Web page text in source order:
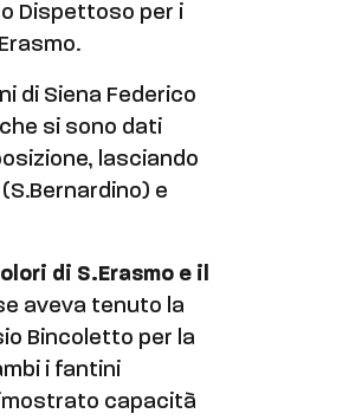
Dispettoso per i
di Siena Federico
si sono dati
lasciando
e
di S.Erasmo e il
aveva tenuto la
Bincoletto per la
i fantini
capacità